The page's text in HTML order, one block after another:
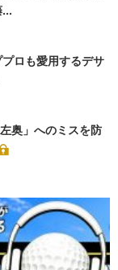
プロも愛用するデサ
奥」へのミスを防